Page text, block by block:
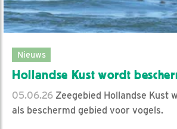
Nieuws
Hollandse Kust wordt
05.06.26 Zeegebied Hollandse Kust
als beschermd gebied voor vogels.